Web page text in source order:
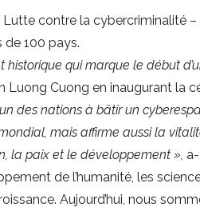
contre la cybercriminalité –
100 pays.
historique qui marque le début
Luong Cuong en inaugurant la
des nations à bâtir un
mais affirme aussi la
la paix et le développement »,
de l’humanité, les
Aujourd’hui, nous